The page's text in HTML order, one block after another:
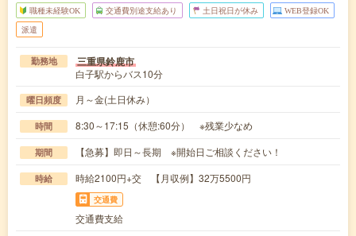
職種未経験OK 交通費別途支給あり 土日祝日が休み WEB登録OK
派遣
勤務地 三重県鈴鹿市
白子駅からバス10分
曜日頻度 月～金(土日休み）
時間 8:30～17:15（休憩:60分） ※残業少なめ
期間 【急募】即日～長期 ※開始日ご相談ください！
時給 時給2100円+交 【月収例】32万5500円
交通費
交通費支給